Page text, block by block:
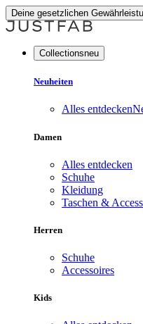
Deine gesetzlichen
Collectionsneu
Neuheiten
Alles entdecken
Damen
Alles entdecken
Schuhe
Kleidung
Taschen &
Herren
Schuhe
Accessoires
Kids